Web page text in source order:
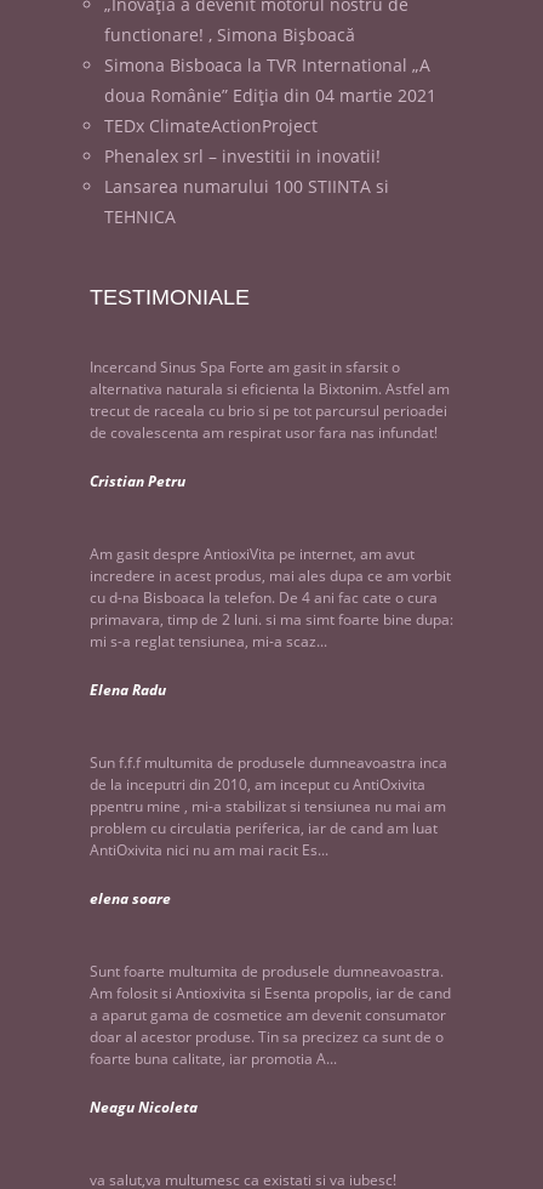
functionare! , Simona Bișboacă
Simona Bisboaca la TVR International „A
doua Românie” Ediția din 04 martie 2021
TEDx ClimateActionProject
Phenalex srl – investitii in inovatii!
Lansarea numarului 100 STIINTA si
TEHNICA
TESTIMONIALE
Incercand Sinus Spa Forte am gasit in sfarsit o
alternativa naturala si eficienta la Bixtonim. Astfel am
trecut de raceala cu brio si pe tot parcursul perioadei
de covalescenta am respirat usor fara nas infundat!
Cristian Petru
Am gasit despre AntioxiVita pe internet, am avut
incredere in acest produs, mai ales dupa ce am vorbit
cu d-na Bisboaca la telefon. De 4 ani fac cate o cura
primavara, timp de 2 luni. si ma simt foarte bine dupa:
mi s-a reglat tensiunea, mi-a scaz...
Elena Radu
Sun f.f.f multumita de produsele dumneavoastra inca
de la inceputri din 2010, am inceput cu AntiOxivita
ppentru mine , mi-a stabilizat si tensiunea nu mai am
problem cu circulatia periferica, iar de cand am luat
AntiOxivita nici nu am mai racit Es...
elena soare
Sunt foarte multumita de produsele dumneavoastra.
Am folosit si Antioxivita si Esenta propolis, iar de cand
a aparut gama de cosmetice am devenit consumator
doar al acestor produse. Tin sa precizez ca sunt de o
foarte buna calitate, iar promotia A...
Neagu Nicoleta
va salut,va multumesc ca existati si va iubesc!